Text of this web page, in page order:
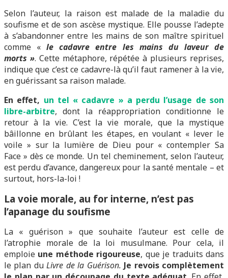
Selon l’auteur, la raison est malade de la maladie du
soufisme et de son ascèse mystique. Elle pousse l’adepte
à s’abandonner entre les mains de son maître spirituel
comme «le cadavre entre les mains du laveur de
morts ». Cette métaphore, répétée à plusieurs reprises,
indique que c’est ce cadavre-là qu’il faut ramener à la vie,
en guérissant sa raison malade.
En effet, un tel « cadavre » a perdu l’usage de son
libre-arbitre, dont la réappropriation conditionne le
retour à la vie. C’est la vie morale, que la mystique
bâillonne en brûlant les étapes, en voulant « lever le
voile » sur la lumière de Dieu pour « contempler Sa
Face » dès ce monde. Un tel cheminement, selon l’auteur,
est perdu d’avance, dangereux pour la santé mentale – et
surtout, hors-la-loi !
La voie morale, au for interne, n’est pas
l’apanage du soufisme
La « guérison » que souhaite l’auteur est celle de
l’atrophie morale de la loi musulmane. Pour cela, il
emploie une méthode rigoureuse, que je traduits dans
le plan duLivre de la Guérison. Je revois complètement